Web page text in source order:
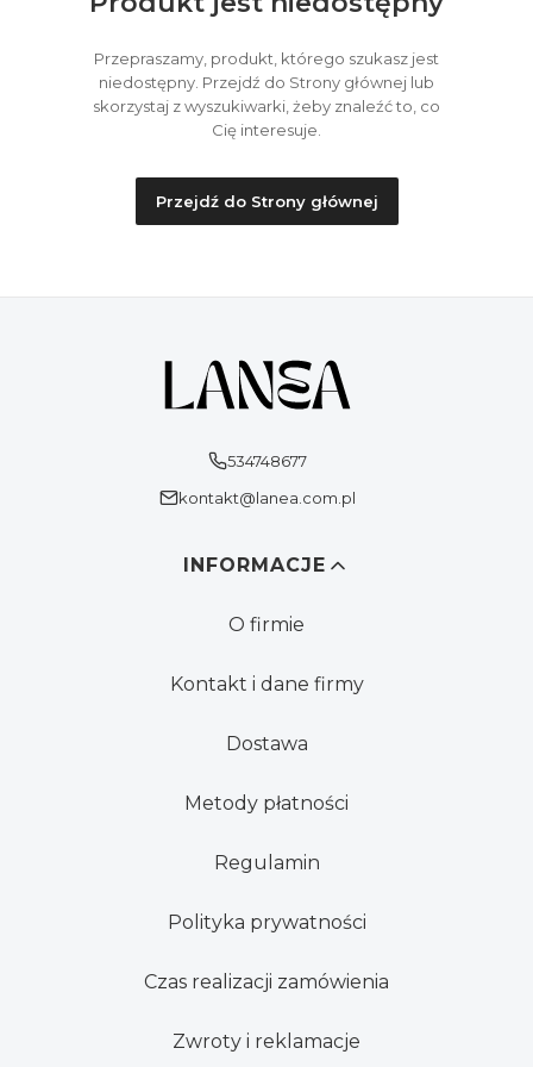
Przepraszamy, produkt, którego szukasz jest
niedostępny. Przejdź do Strony głównej lub
skorzystaj z wyszukiwarki, żeby znaleźć to, co
Cię interesuje.
Przejdź do Strony głównej
534748677
kontakt@lanea.com.pl
INFORMACJE
O firmie
Kontakt i dane firmy
Dostawa
Metody płatności
Regulamin
Polityka prywatności
Czas realizacji zamówienia
Zwroty i reklamacje